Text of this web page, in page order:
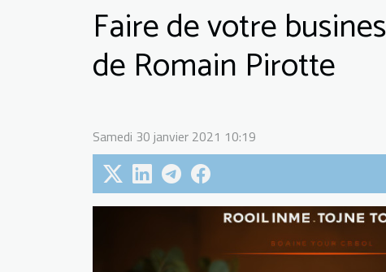
Faire de votre
de Romain Pirotte
Samedi 30 janvier 2021 10:19